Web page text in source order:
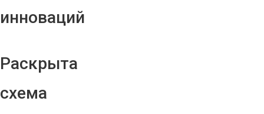
инноваций
Раскрыта
схема